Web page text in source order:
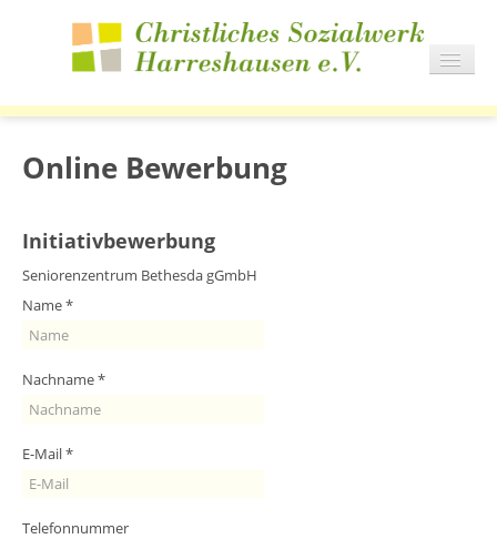
WOHNEN
AKTUELLES
IMPRESSIONEN
Online Bewerbung
Initiativbewerbung
Seniorenzentrum Bethesda gGmbH
Name*
Nachname*
E-Mail*
Telefonnummer